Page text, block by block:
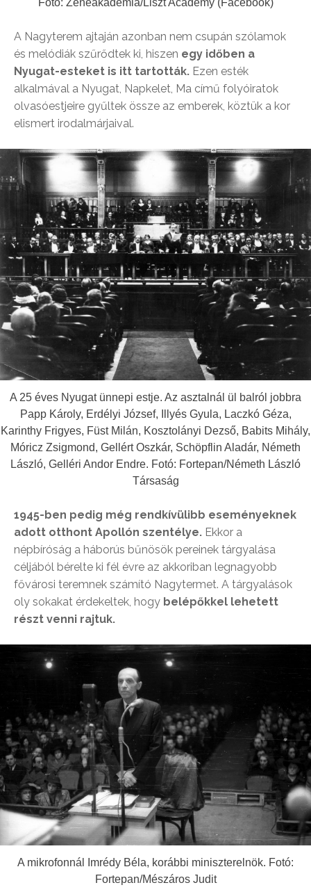
A Nagyterem ajtaján azonban nem csupán szólamok
és melódiák szűrődtek ki, hiszen egy időben a
Nyugat-esteket is itt tartották. Ezen esték
alkalmával a Nyugat, Napkelet, Ma című folyóiratok
olvasóestjeire gyűltek össze az emberek, köztük a kor
elismert irodalmárjaival.
A 25 éves Nyugat ünnepi estje. Az asztalnál ül balról jobbra
Papp Károly, Erdélyi József, Illyés Gyula, Laczkó Géza,
Karinthy Frigyes, Füst Milán, Kosztolányi Dezső, Babits Mihály,
Móricz Zsigmond, Gellért Oszkár, Schöpflin Aladár, Németh
László, Gelléri Andor Endre. Fotó: Fortepan/Németh László
Társaság
1945-ben pedig még rendkívülibb eseményeknek
adott otthont Apollón szentélye. Ekkor a
népbíróság a háborús bűnösök pereinek tárgyalása
céljából bérelte ki fél évre az akkoriban legnagyobb
fővárosi teremnek számító Nagytermet. A tárgyalások
oly sokakat érdekeltek, hogy belépőkkel lehetett
részt venni rajtuk.
A mikrofonnál Imrédy Béla, korábbi miniszterelnök. Fotó:
Fortepan/Mészáros Judit